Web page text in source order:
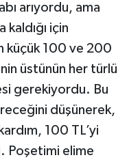
arıyordu, ama
kaldığı için
küçük 100 ve 200
üstünün her türlü
gerekiyordu. Bu
düşünerek,
100 TL’yi
Poşetimi elime